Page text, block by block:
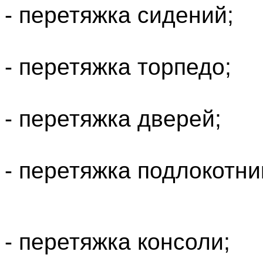
- перетяжка сидений;
- перетяжка торпедо;
- перетяжка дверей;
- перетяжка
- перетяжка консоли;